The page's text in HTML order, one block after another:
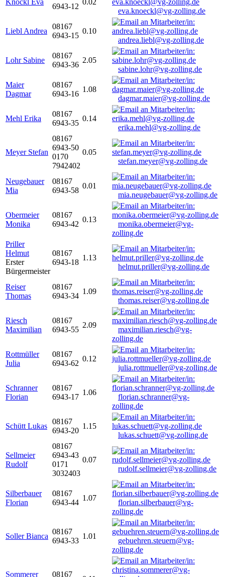
Knöckl Eva
6943-12
0.02
eva.knoeckl@vg-zolling.de
Liebl Andrea
08167
6943-15
0.10
andrea.liebl@vg-zolling.de
Lohr Sabine
08167
6943-36
2.05
sabine.lohr@vg-zolling.de
Maier
Dagmar
08167
6943-16
1.08
dagmar.maier@vg-zolling.de
Mehl Erika
08167
6943-35
0.14
erika.mehl@vg-zolling.de
Meyer Stefan
08167
6943-50
0170
7942402
0.05
stefan.meyer@vg-zolling.de
Neugebauer
Mia
08167
6943-58
0.01
mia.neugebauer@vg-zolling.de
Obermeier
Monika
08167
6943-42
0.13
monika.obermeier@vg-
zolling.de
Priller
Helmut
Erster
Bürgermeister
08167
6943-18
1.13
helmut.priller@vg-zolling.de
Reiser
Thomas
08167
6943-34
1.09
thomas.reiser@vg-zolling.de
Riesch
Maximilian
08167
6943-55
2.09
maximilian.riesch@vg-
zolling.de
Rottmüller
Julia
08167
6943-62
0.12
julia.rottmueller@vg-zolling.de
Schranner
Florian
08167
6943-17
1.06
florian.schranner@vg-
zolling.de
Schütt Lukas
08167
6943-20
1.15
lukas.schuett@vg-zolling.de
Sellmeier
Rudolf
08167
6943-43
0171
3032403
0.07
rudolf.sellmeier@vg-zolling.de
Silberbauer
Florian
08167
6943-44
1.07
florian.silberbauer@vg-
zolling.de
Soller Bianca
08167
6943-33
1.01
gebuehren.steuern@vg-
zolling.de
Sommerer
08167